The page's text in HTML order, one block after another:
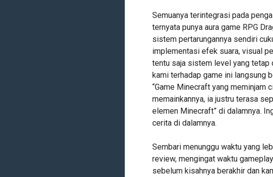
Semuanya terintegrasi pada
ternyata punya aura game RPG
sistem pertarungannya sendiri
implementasi efek suara, visual
tentu saja sistem level yang tetap
kami terhadap game ini langsung
“Game Minecraft yang meminjam
memainkannya, ia justru terasa
elemen Minecraft” di dalamnya.
cerita di dalamnya.
Sembari menunggu waktu yang
review, mengingat waktu
sebelum kisahnya berakhir dan